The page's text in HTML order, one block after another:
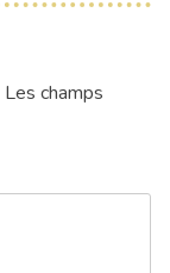
Les champs